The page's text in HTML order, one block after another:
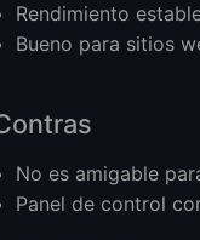
Rendimiento
Bueno para sitios
No es amigable
Panel de control